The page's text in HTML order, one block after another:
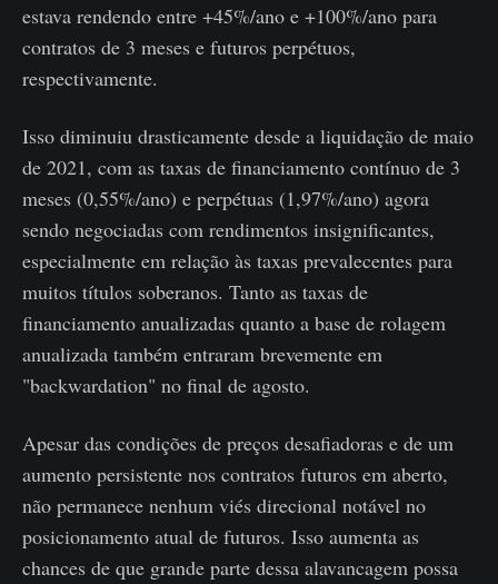
estava rendendo entre +45%/ano e +100%/ano para
contratos de 3 meses e futuros perpétuos,
respectivamente.
Isso diminuiu drasticamente desde a liquidação de maio
de 2021, com as taxas de financiamento contínuo de 3
meses (0,55%/ano) e perpétuas (1,97%/ano) agora
sendo negociadas com rendimentos insignificantes,
especialmente em relação às taxas prevalecentes para
muitos títulos soberanos. Tanto as taxas de
financiamento anualizadas quanto a base de rolagem
anualizada também entraram brevemente em
"backwardation" no final de agosto.
Apesar das condições de preços desafiadoras e de um
aumento persistente nos contratos futuros em aberto,
não permanece nenhum viés direcional notável no
posicionamento atual de futuros. Isso aumenta as
chances de que grande parte dessa alavancagem possa